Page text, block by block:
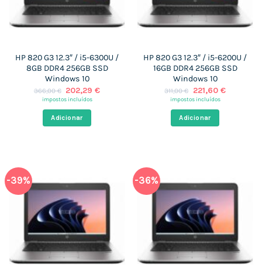
HP 820 G3 12.3″ / i5-6300U /
8GB DDR4 256GB SSD
Windows 10
366,00€ O
preço
era:
366,00 €.
202,29€O
impostos incluídos
Adicionar
HP 820 G3 12.3″ / i5-6200U /
16GB DDR4 256GB SSD
Windows 10
311,00€
O
preço
era:
311,00 €.
221,60 €O
impostos incluídos
Adicionar
-39% -36%